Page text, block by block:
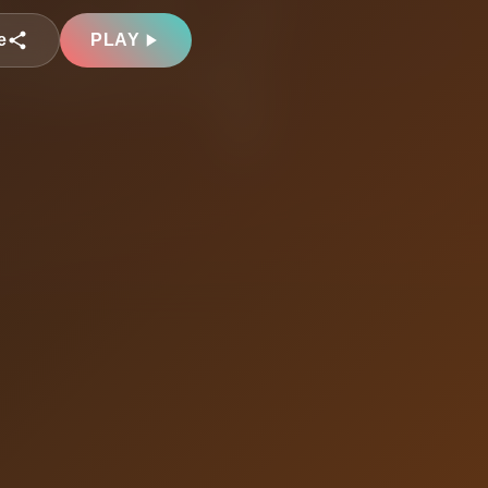
PLAY